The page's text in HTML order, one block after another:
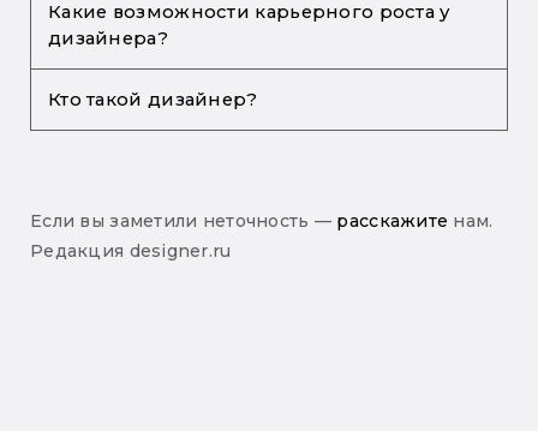
Какие возможности карьерного роста у
дизайнера?
Зачастую, дизайнер зависит от процессов
внутри компании. Иными словами: если
двигаться вверх. Как правило речь идет об
IT-гигантах. В этих случаях дизайнер растет
Кто такой дизайнер?
исследует, проектирует и создает.
Дизайнер работает с метафорой и
Если вы заметили неточность — расскажите нам.
Редакция designer.ru